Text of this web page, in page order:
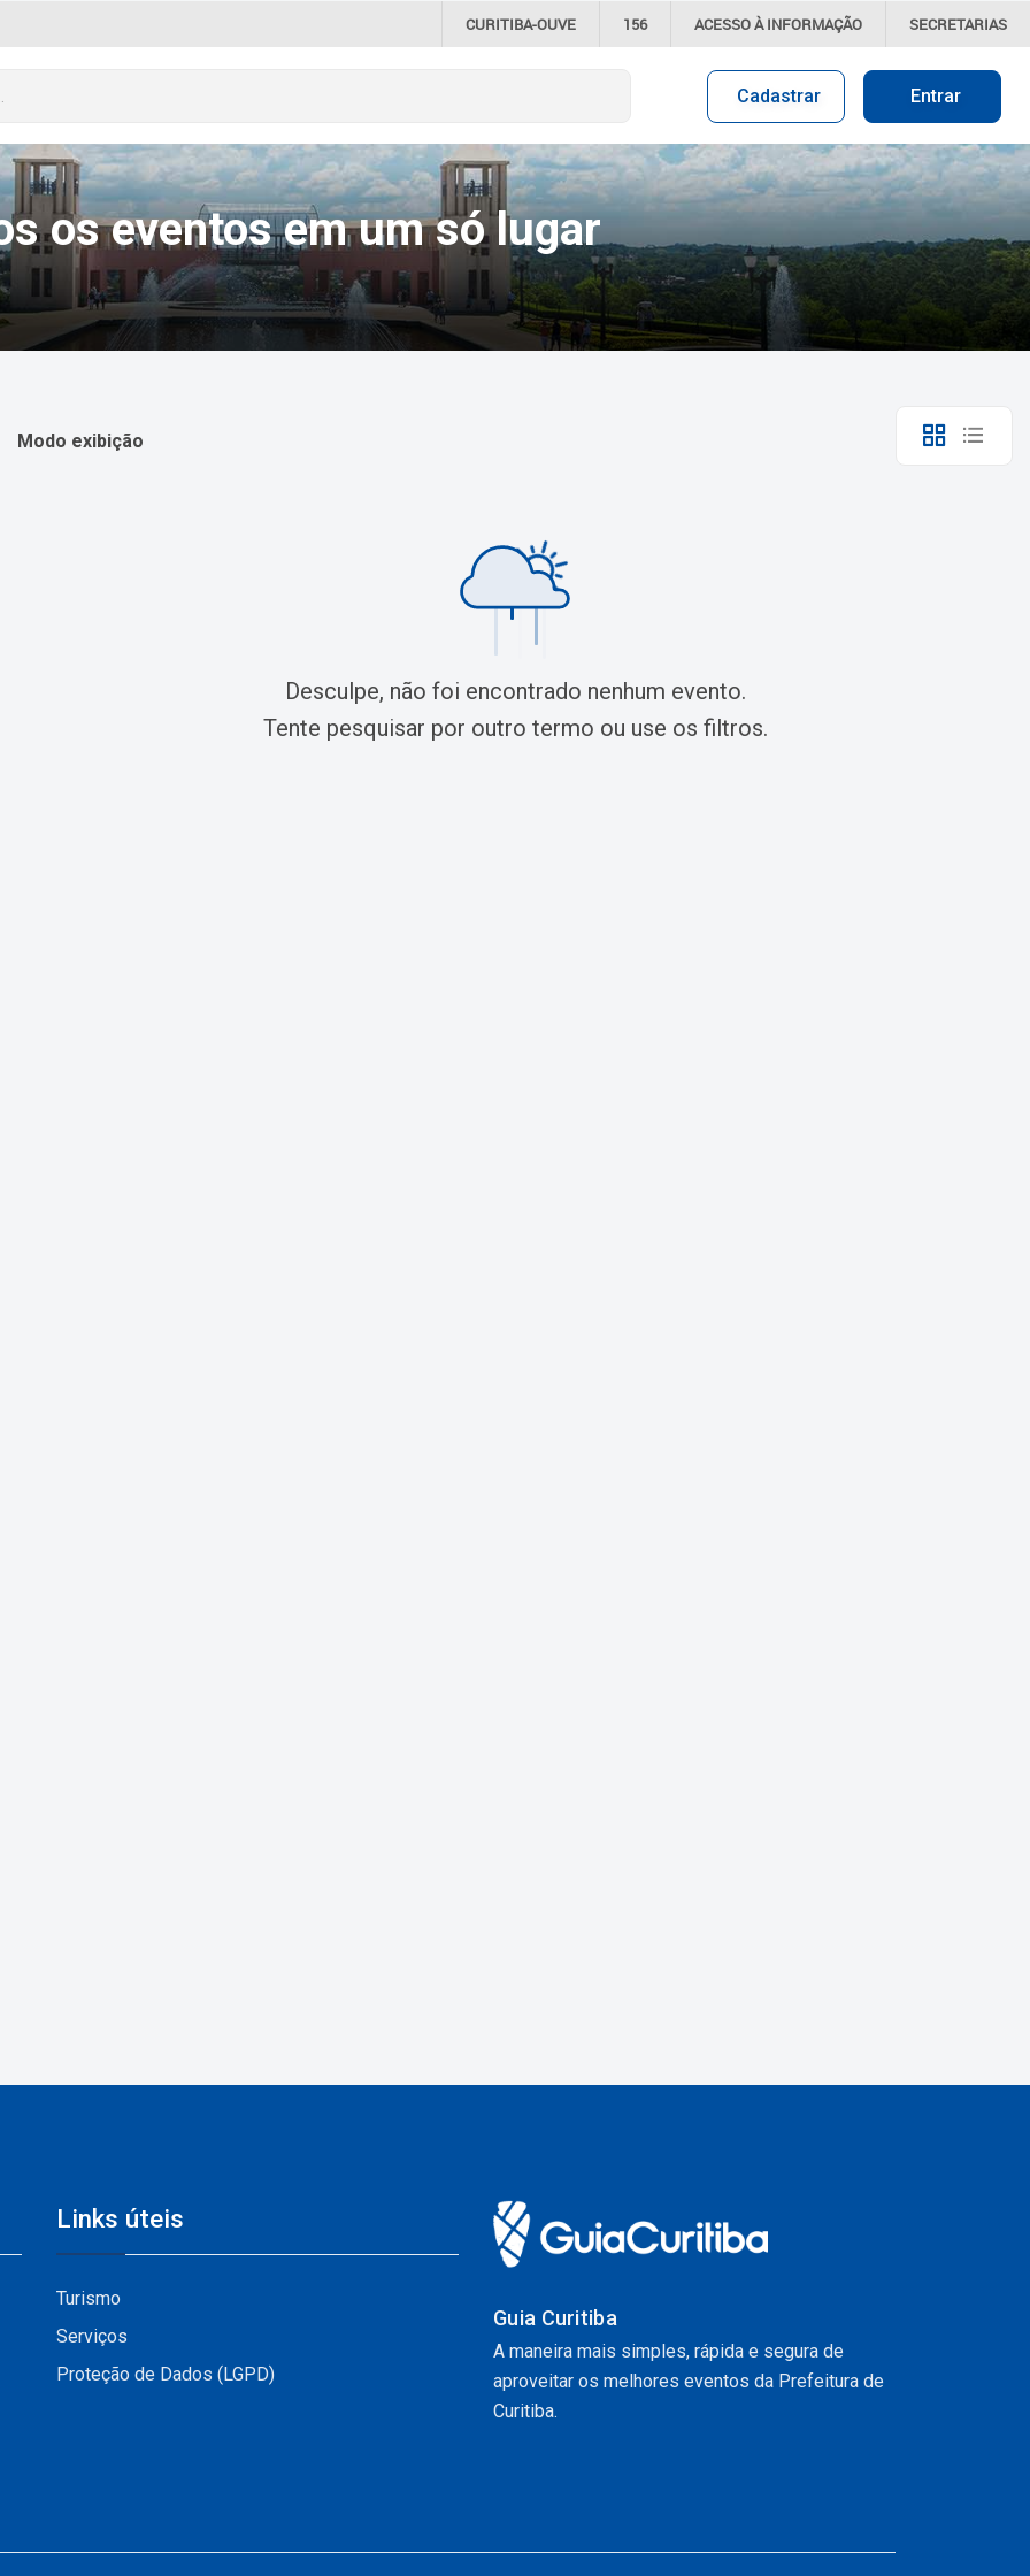
CURITIBA-OUVE 156 ACESSO ÀINFORMAÇÃO SECRETARIAS
Cadastrar Entrar
os eventos em um só lugar
Modo exibição
Desculpe, não foi encontrado nenhum evento.
Tente pesquisar por outro termo ou use os filtros.
Links úteis
Turismo
Serviços
Proteção de Dados (LGPD)
Guia Curitiba
A maneira mais simples, rápida e segura de
aproveitar os melhores eventos da Prefeitura de
Curitiba.